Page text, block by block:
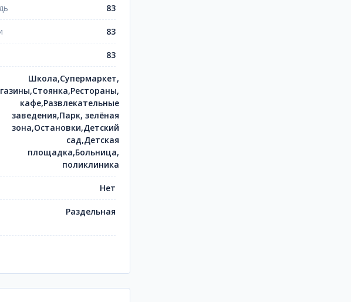
83
83
83
Школа,Супермаркет,
кафе,Развлекательные
заведения,Парк, зелёная
зона,Остановки,Детский
сад,Детская
площадка,Больница,
поликлиника
Нет
Раздельная